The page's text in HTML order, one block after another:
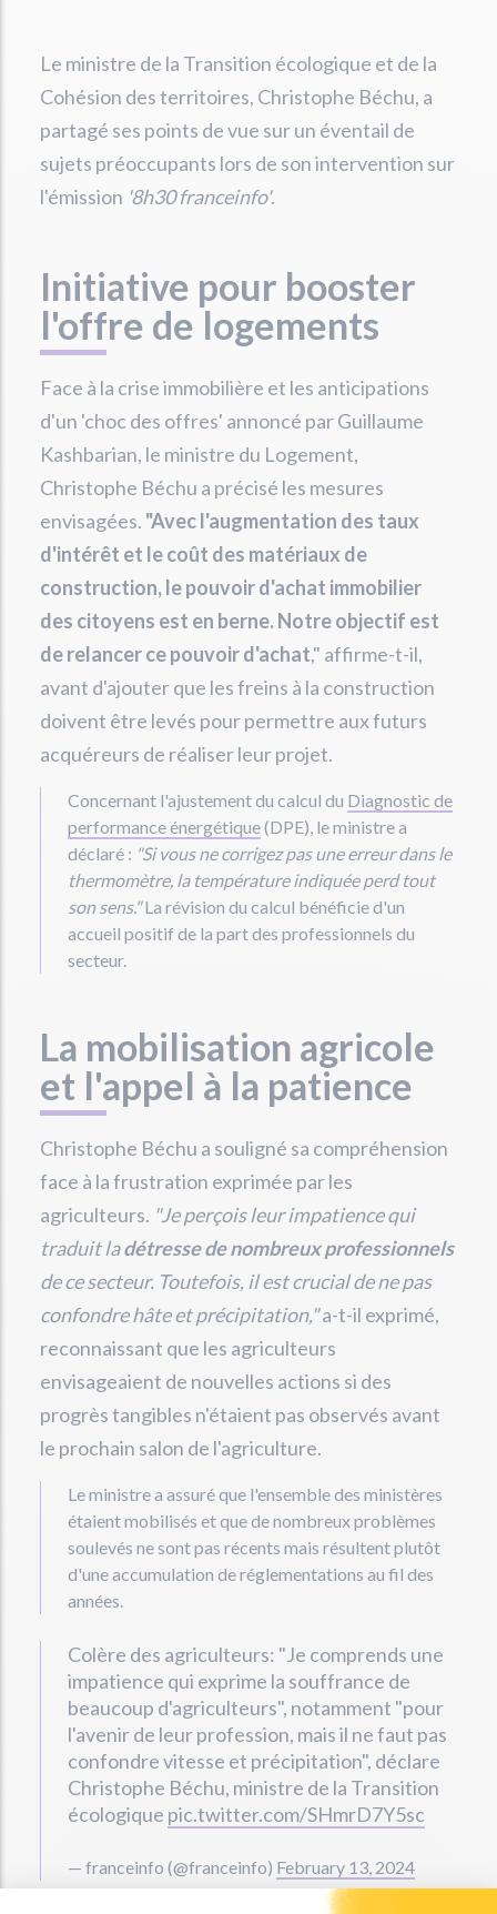
Le ministre de la Transition écologique et de la
Cohésion des territoires, Christophe Béchu, a
partagé ses points de vue sur un éventail de
sujets préoccupants lors de son intervention sur
l'émission '8h30 franceinfo'.
Initiative pour booster
l'offre de logements
Face à la crise immobilière et les anticipations
d'un 'choc des offres' annoncé par Guillaume
Kashbarian, le ministre du Logement,
Christophe Béchu a précisé les mesures
envisagées. "Avec l'augmentation des taux
d'intérêt et le coût des matériaux de
construction, le pouvoir d'achat immobilier
des citoyens est en berne. Notre objectif est
de relancer ce pouvoir d'achat," affirme-t-il,
avant d'ajouter que les freins à la construction
doivent être levés pour permettre aux futurs
acquéreurs de réaliser leur projet.
Concernant l'ajustement du calcul du Diagnostic de
performance énergétique(DPE), le ministre a
déclaré : "Si vous ne corrigez pas une erreur dans le
thermomètre, la température indiquée perd tout
son sens."La révision du calcul bénéficie d'un
accueil positif de la part des professionnels du
secteur.
La mobilisation agricole
et l'appel à la patience
Christophe Béchu a souligné sa compréhension
face à la frustration exprimée par les
agriculteurs. "Je perçois leur impatience qui
traduit ladétresse de nombreux professionnels
de ce secteur. Toutefois, il est crucial de ne pas
confondre hâte et précipitation,"a-t-il exprimé,
reconnaissant que les agriculteurs
envisageaient de nouvelles actions si des
progrès tangibles n'étaient pas observés avant
le prochain salon de l'agriculture.
Le ministre a assuré que l'ensemble des ministères
étaient mobilisés et que de nombreux problèmes
soulevés ne sont pas récents mais résultent plutôt
d'une accumulation de réglementations au fil des
années.
Colère des agriculteurs: "Je comprends une
impatience qui exprime la souffrance de
beaucoup d'agriculteurs", notamment "pour
l'avenir de leur profession, mais il ne faut pas
confondre vitesse et précipitation", déclare
Christophe Béchu, ministre de la Transition
écologique pic.twitter.com/SHmrD7Y5sc
— franceinfo (@franceinfo) February 13, 2024